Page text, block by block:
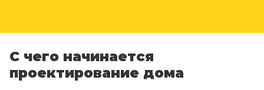
С чего начинается
проектирование дома